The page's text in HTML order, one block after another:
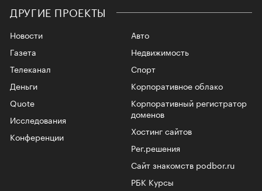
ДРУГИЕ ПРОЕКТЫ
Новости
Газета
Телеканал
Авто
Недвижимость
Спорт
Корпоративное облако
Корпоративный регистратор
доменов
Хостинг сайтов
Рег.решения
Сайт знакомств podbor.ru
РБК Курсы
Деньги
Quote
Исследования
Конференции